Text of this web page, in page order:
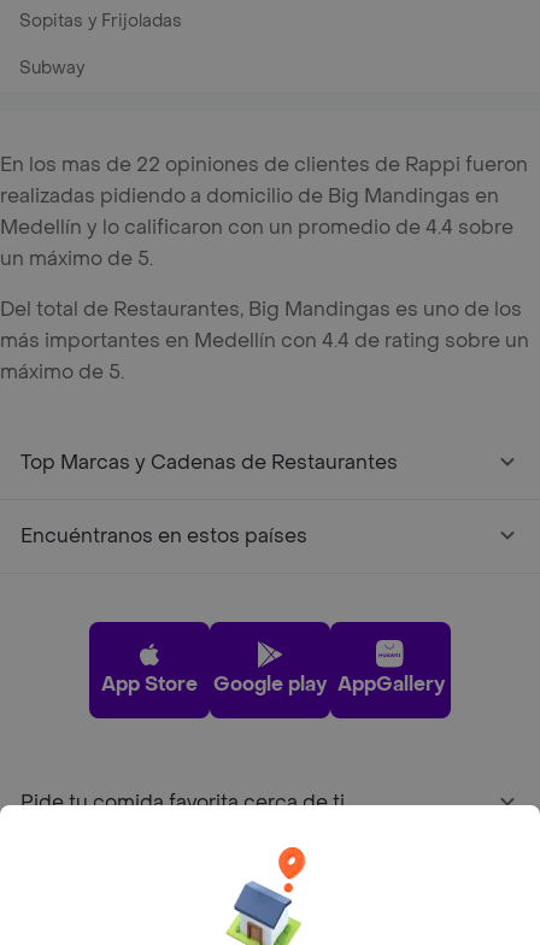
Sopitas y Frijoladas
Subway
En los mas de 22 opiniones de clientes de Rappi fueron
realizadas pidiendo a domicilio de Big Mandingas en
Medellín y lo calificaron con un promedio de 4.4 sobre
un máximo de 5.
Del total de Restaurantes, Big Mandingas es uno de los
más importantes en Medellín con 4.4 de rating sobre un
máximo de 5.
Top Marcas y Cadenas de Restaurantes
Encuéntranos en estos países
App Store Google play AppGallery
Pide tu comida favorita cerca de ti